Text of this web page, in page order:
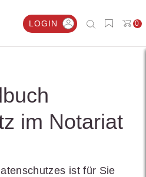
LOGIN 0
im Notariat
ist für Sie